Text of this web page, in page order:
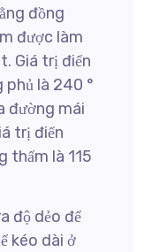
đồng
được làm
Giá trị điển
phủ là 240 °
đường mái
trị điển
thấm là 115
độ dẻo để
kéo dài ở